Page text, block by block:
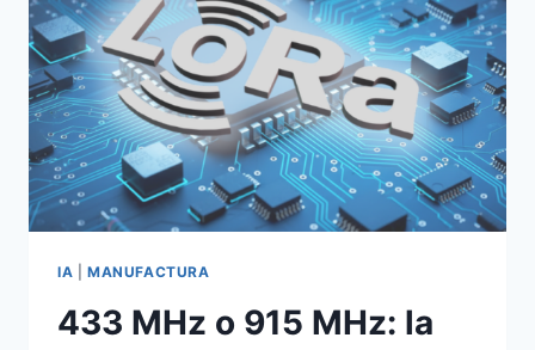
IA MANUFACTURA
433 MHz o 915 MHz: la